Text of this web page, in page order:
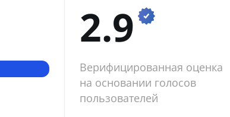
2.9
Верифицированная оценка
на основании голосов
пользователей